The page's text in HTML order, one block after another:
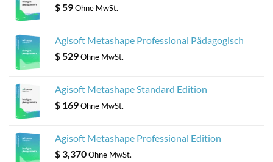
$59Ohne MwSt.
Agisoft Metashape Professional Pädagogisch
$529Ohne MwSt.
Agisoft Metashape Standard Edition
$ 169Ohne MwSt.
Agisoft Metashape Professional Edition
$ 3,370Ohne MwSt.